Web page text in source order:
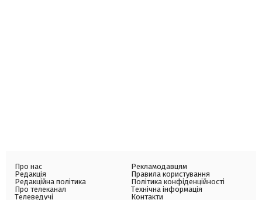
Про нас
Редакція
Редакційна політика
Про телеканал
Телеведучі
Рекламодавцям
Правила користування
Політика конфіденційності
Технічна інформація
Контакти